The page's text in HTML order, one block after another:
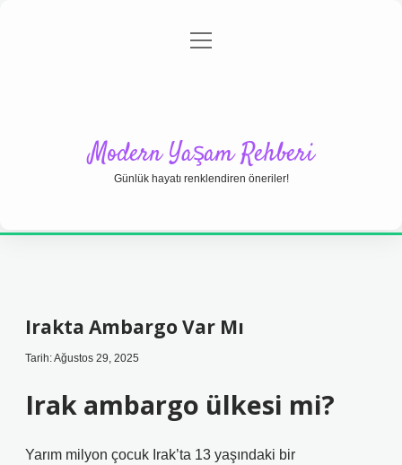
Gizlilik Politikası
menüyü
Modern Yaşam Rehberi
Günlük hayatı renklendiren öneriler!
Irakta Ambargo Var Mı
Tarih: Ağustos 29, 2025
Irak ambargo ülkesi mi?
Yarım milyon çocuk Irak’ta 13 yaşındaki bir